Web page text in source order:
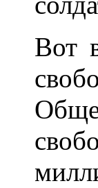
Вот